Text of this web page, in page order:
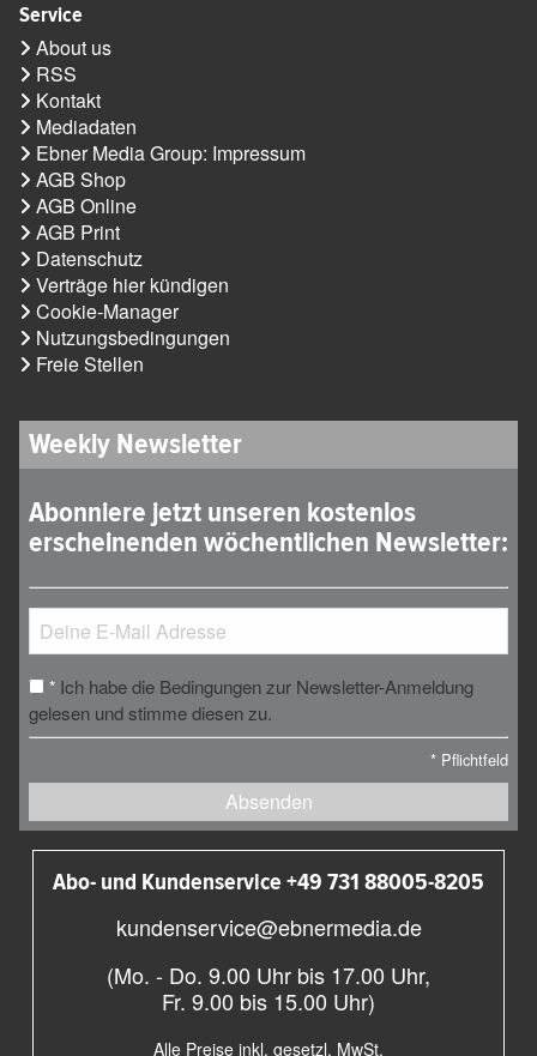
Service
About us
RSS
Kontakt
Mediadaten
Ebner Media Group: Impressum
AGB Shop
AGB Online
AGB Print
Datenschutz
Verträge hier kündigen
Cookie-Manager
Nutzungsbedingungen
Freie Stellen
Weekly Newsletter
Abonniere jetzt unseren kostenlos
erscheinenden wöchentlichen Newsletter:
* Ich habe die Bedingungen zur Newsletter-Anmeldung
gelesen und stimme diesen zu.
* Pflichtfeld
Absenden
Abo- und Kundenservice +49 731 88005-8205
kundenservice@ebnermedia.de
(Mo. - Do. 9.00 Uhr bis 17.00 Uhr,
Fr. 9.00 bis 15.00 Uhr)
Alle Preise inkl. gesetzl. MwSt.